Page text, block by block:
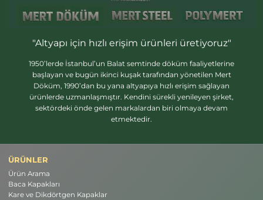
"Altyapı için hızlı erişim ürünleri üretiyoruz"
1950’lerde İstanbul’un Balat semtinde döküm faaliyetlerine
başlayan ve bugün ikinci kuşak tarafından yönetilen Mert
Döküm, 1990’dan bu yana altyapıya hızlı erişim sağlayan
ürünlerde uzmanlaşmıştır. Kendini sürekli yenileyen şirket,
sektördeki önde gelen markalardan biri olmaya devam
etmektedir.
ÜRÜNLER
Ürün Arama
Baca Kapakları
Kare ve Dikdörtgen Kapaklar